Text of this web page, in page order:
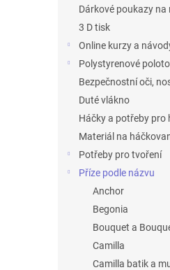
Dárkové poukazy na
3 D tisk
Online kurzy a
Polystyrenové
Bezpečnostní oči,
Duté vlákno
Háčky a potřeby pro
Materiál na
Potřeby pro tvoření
Příze podle názvu
Anchor
Begonia
Bouquet a
Camilla
Camilla batik a